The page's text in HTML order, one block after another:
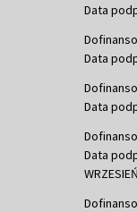
Data
Data
Data
Data